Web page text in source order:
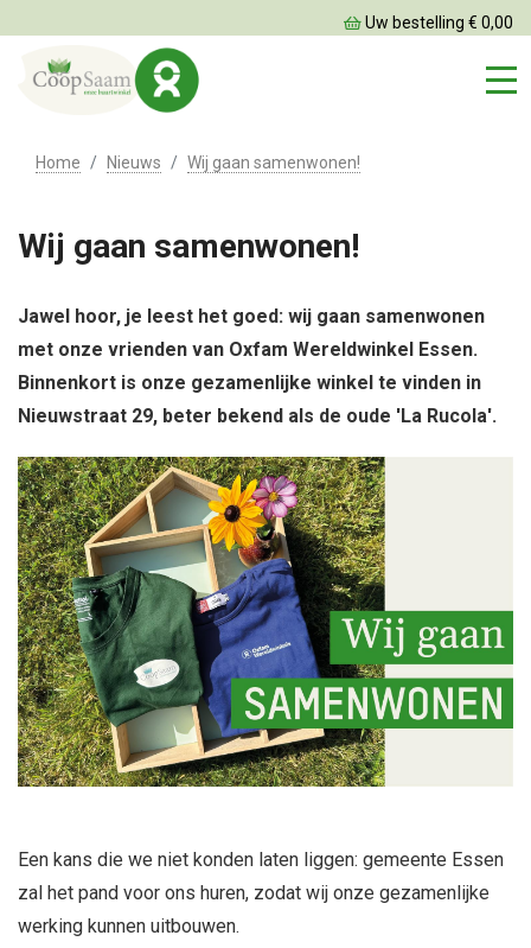
Uw bestelling € 0,00
Home Nieuws Wij gaan samenwonen!
Wij gaan samenwonen!
Jawel hoor, je leest het goed: wij gaan samenwonen
met onze vrienden van Oxfam Wereldwinkel Essen.
Binnenkort is onze gezamenlijke winkel te vinden in
Nieuwstraat 29, beter bekend als de oude 'La Rucola'.
Een kans die we niet konden laten liggen: gemeente Essen
zal het pand voor ons huren, zodat wij onze gezamenlijke
werking kunnen uitbouwen.